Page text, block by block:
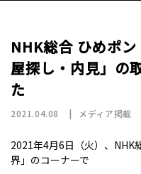
NHK総合 ひめポ
屋探し・内見」の
た
2021.04.08 メディア掲載
2021年4月6日（火）、NHK
界」のコーナーで